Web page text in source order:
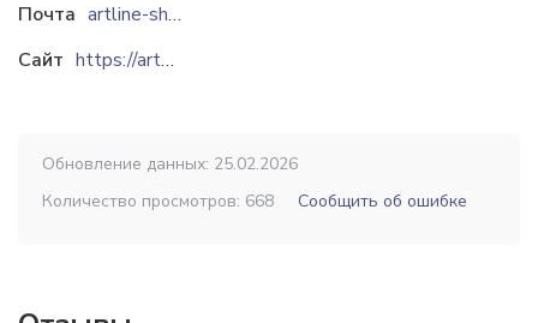
Почта
artline-shop@yandex.ru
Сайт
https://artline-shop.ru
Обновление данных: 25.02.2026
Количество просмотров: 668
Сообщить об ошибке